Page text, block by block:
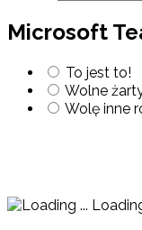
Microsoft
To jest to!
Wolne
Wolę inne